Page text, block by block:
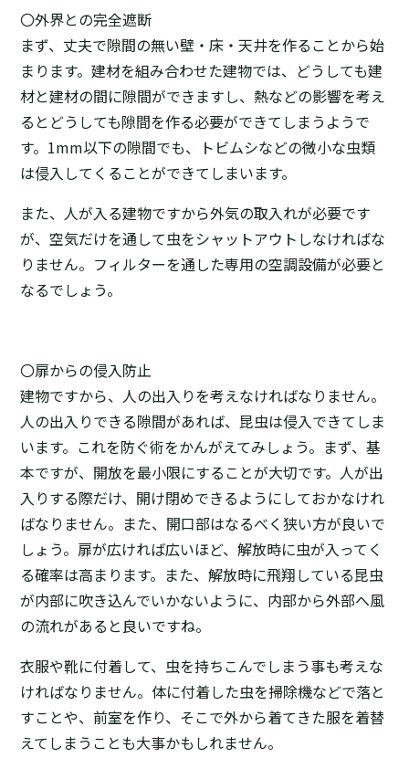
〇外界との完全遮断
まず、丈夫で隙間の無い壁・床・天井を作ることから始
まります。建材を組み合わせた建物では、どうしても建
材と建材の間に隙間ができますし、熱などの影響を考え
るとどうしても隙間を作る必要ができてしまうようで
す。1mm以下の隙間でも、トビムシなどの微小な虫類
は侵入してくることができてしまいます。
また、人が入る建物ですから外気の取入れが必要です
が、空気だけを通して虫をシャットアウトしなければな
りません。フィルターを通した専用の空調設備が必要と
なるでしょう。
〇扉からの侵入防止
建物ですから、人の出入りを考えなければなりません。
人の出入りできる隙間があれば、昆虫は侵入できてしま
います。これを防ぐ術をかんがえてみしょう。まず、基
本ですが、開放を最小限にすることが大切です。人が出
入りする際だけ、開け閉めできるようにしておかなけれ
ばなりません。また、開口部はなるべく狭い方が良いで
しょう。扉が広ければ広いほど、解放時に虫が入ってく
る確率は高まります。また、解放時に飛翔している昆虫
が内部に吹き込んでいかないように、内部から外部へ風
の流れがあると良いですね。
衣服や靴に付着して、虫を持ちこんでしまう事も考えな
ければなりません。体に付着した虫を掃除機などで落と
すことや、前室を作り、そこで外から着てきた服を着替
えてしまうことも大事かもしれません。